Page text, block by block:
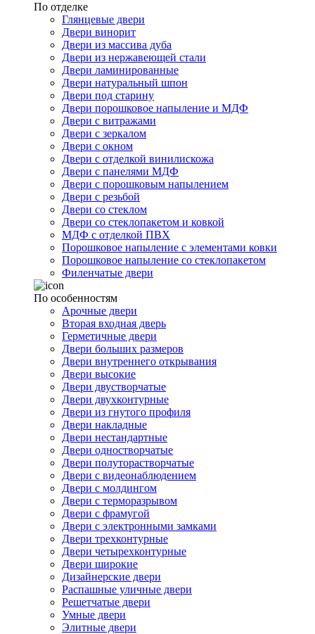
По отделке
Глянцевые двери
Двери винорит
Двери из массива дуба
Двери из нержавеющей стали
Двери ламинированные
Двери натуральный шпон
Двери под старину
Двери порошковое напыление и МДФ
Двери с витражами
Двери с зеркалом
Двери с окном
Двери с отделкой винилискожа
Двери с панелями МДФ
Двери с порошковым напылением
Двери с резьбой
Двери со стеклом
Двери со стеклопакетом и ковкой
МДФ с отделкой ПВХ
Порошковое напыление с элементами ковки
Порошковое напыление со стеклопакетом
Филенчатые двери
По особенностям
Арочные двери
Вторая входная дверь
Герметичные двери
Двери больших размеров
Двери внутреннего открывания
Двери высокие
Двери двустворчатые
Двери двухконтурные
Двери из гнутого профиля
Двери накладные
Двери нестандартные
Двери одностворчатые
Двери полуторастворчатые
Двери с видеонаблюдением
Двери с молдингом
Двери с терморазрывом
Двери с фрамугой
Двери с электронными замками
Двери трехконтурные
Двери четырехконтурные
Двери широкие
Дизайнерские двери
Распашные уличные двери
Решетчатые двери
Умные двери
Элитные двери